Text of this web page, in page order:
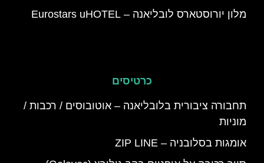
מלון יורוסטארס לובליאנה – Eurostars uHOTEL
כרטיסים
תחבורה ציבורית בלובליאנה – אוטובוסים / רכבות /
מוניות
אומגות בסלובניה – ZIP LINE